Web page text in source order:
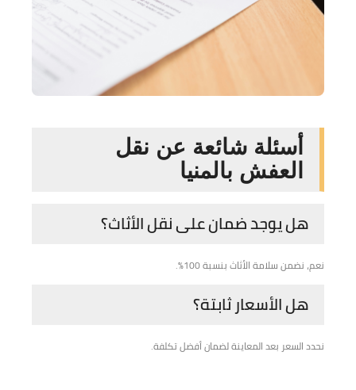
أسئلة شائعة عن نقل
العفش بالمنيا
هل يوجد ضمان على نقل الأثاث؟
نعم، نضمن سلامة الأثاث بنسبة 100٪.
هل الأسعار ثابتة؟
نحدد السعر بعد المعاينة لضمان أفضل تكلفة.